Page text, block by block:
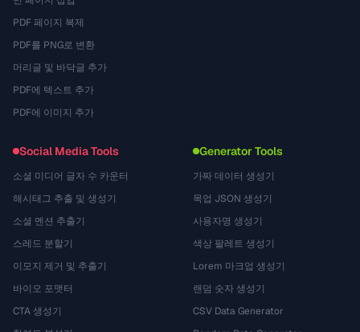
PDF 페이지 복제
PDF를 PNG로 변환
머리글 및 바닥글 추가
PDF에 텍스트 추가
PDF에 이미지 추가
Social Media Tools
소셜 미디어 글자 수 카운터
해시태그 추출 및 생성기
소셜 멘션 추출기
스레드 분할기
이모지 제거 및 추출기
바이오 포맷터
CTA 생성기
Generator Tools
가짜 데이터 생성기
목업 JSON 생성기
사용자명 생성기
색상 팔레트 생성기
Lorem 마크업 생성기
랜덤 숫자 생성기
CSV Data Generator